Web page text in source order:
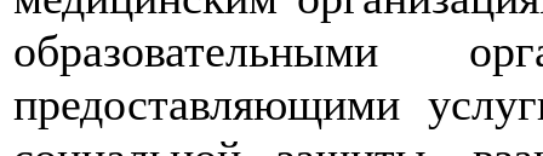
образовательными
предоставляющими